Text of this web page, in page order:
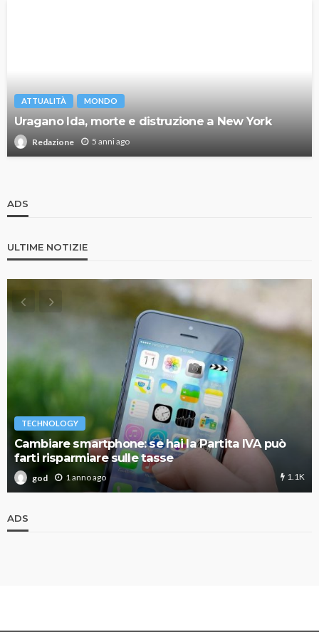
ATTUALITÀ MONDO
Uragano Ida, morte e distruzione a New York
Redazione 5 anni ago
ADS
ULTIME NOTIZIE
TECHNOLOGY
Cambiare smartphone: se hai la Partita IVA può
farti risparmiare sulle tasse
god 1 anno ago 1.1K
ADS